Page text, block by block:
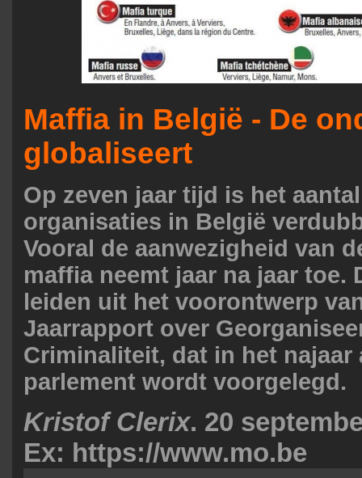
Maffia in België - De
globaliseert
Op zeven jaar tijd is het
organisaties in België
Vooral de aanwezigheid van
maffia neemt jaar na jaar toe.
leiden uit het voorontwerp
Jaarrapport over
Criminaliteit, dat in het najaar
parlement wordt voorgelegd.
Kristof Clerix. 20
Ex: https://www.mo.be